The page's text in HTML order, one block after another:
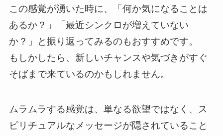
この感覚が湧いた時に、「何か気になることは
あるか？」「最近シンクロが増えていない
か？」と振り返ってみるのもおすすめです。
もしかしたら、新しいチャンスや気づきがすぐ
そばまで来ているのかもしれません。
ムラムラする感覚は、単なる欲望ではなく、ス
ピリチュアルなメッセージが隠されていること